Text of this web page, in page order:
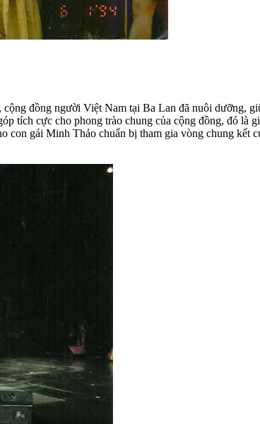
đồng người Việt Nam tại Ba Lan đã nuôi dưỡng,
tích cực cho phong trào chung của cộng đồng, đó
gái Minh Thảo chuẩn bị tham gia vòng chung kết